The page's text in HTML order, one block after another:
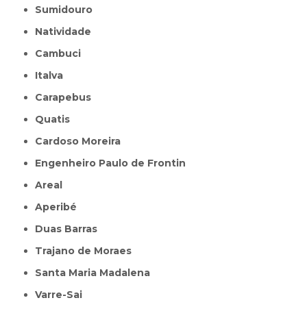
Sumidouro
Natividade
Cambuci
Italva
Carapebus
Quatis
Cardoso Moreira
Engenheiro Paulo de Frontin
Areal
Aperibé
Duas Barras
Trajano de Moraes
Santa Maria Madalena
Varre-Sai